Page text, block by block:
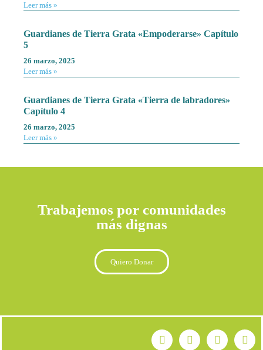
Leer más »
Guardianes de Tierra Grata «Empoderarse» Capítulo
5
26 marzo, 2025
Leer más »
Guardianes de Tierra Grata «Tierra de labradores»
Capítulo 4
26 marzo, 2025
Leer más »
Trabajemos por comunidades
más dignas
Quiero Donar